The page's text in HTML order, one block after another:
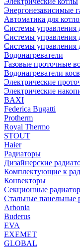
Энергонезависимые
Автоматика для
Системы управления
Системы управления
Системы управления
Водонагреватели
Газовые проточные
Водонагреватели
Электрические
Электрические
BAXI
Federica Bugatti
Protherm
Royal Thermo
STOUT
Haier
Радиаторы
Дизайнерские
Комплектующие к
Конвекторы
Секционные
Стальные панельные
Arbonia
Buderus
EVA
EXEMET
GLOBAL